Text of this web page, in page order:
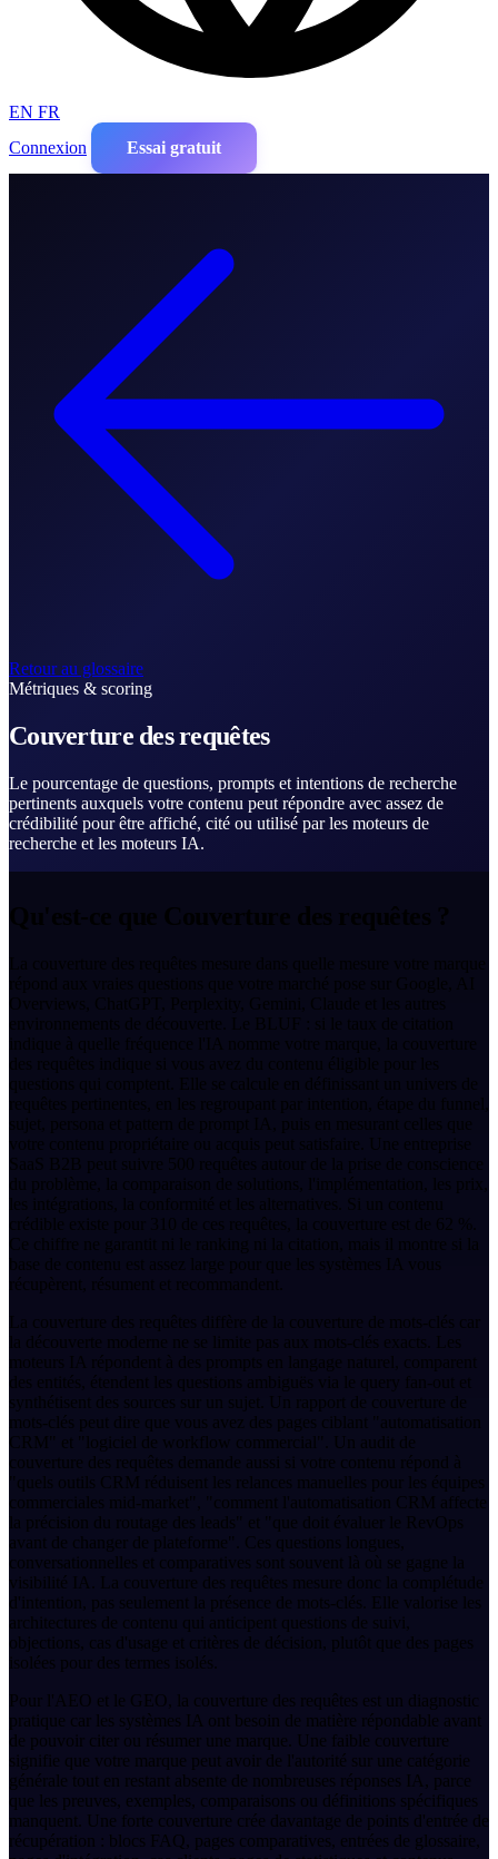
EN FR
Connexion
Essai gratuit
Retour au glossaire
Métriques & scoring
Couverture des requêtes
Le pourcentage de questions, prompts et intentions de recherche
pertinents auxquels votre contenu peut répondre avec assez de
crédibilité pour être affiché, cité ou utilisé par les moteurs de
recherche et les moteurs IA.
votre contenu propriétaire ou acquis peut satisfaire. Une entreprise
SaaS B2B peut suivre 500 requêtes autour de la prise de conscience
du problème, la comparaison de solutions, l'implémentation, les prix,
les intégrations, la conformité et les alternatives. Si un contenu
crédible existe pour 310 de ces requêtes, la couverture est de 62 %.
Ce chiffre ne garantit ni le ranking ni la citation, mais il montre si la
base de contenu est assez large pour que les systèmes IA vous
récupèrent, résument et recommandent.
La couverture des requêtes diffère de la couverture de mots-clés car
la découverte moderne ne se limite pas aux mots-clés exacts. Les
moteurs IA répondent à des prompts en langage naturel, comparent
des entités, étendent les questions ambiguës via le query fan-out et
synthétisent des sources sur un sujet. Un rapport de couverture de
mots-clés peut dire que vous avez des pages ciblant "automatisation
CRM" et "logiciel de workflow commercial". Un audit de
couverture des requêtes demande aussi si votre contenu répond à
"quels outils CRM réduisent les relances manuelles pour les équipes
commerciales mid-market", "comment l'automatisation CRM affecte
la précision du routage des leads" et "que doit évaluer le RevOps
avant de changer de plateforme". Ces questions longues,
conversationnelles et comparatives sont souvent là où se gagne la
visibilité IA. La couverture des requêtes mesure donc la complétude
d'intention, pas seulement la présence de mots-clés. Elle valorise les
architectures de contenu qui anticipent questions de suivi,
objections, cas d'usage et critères de décision, plutôt que des pages
isolées pour des termes isolés.
Pour l'AEO et le GEO, la couverture des requêtes est un diagnostic
pratique car les systèmes IA ont besoin de matière répondable avant
de pouvoir citer ou résumer une marque. Une faible couverture
signifie que votre marque peut avoir de l'autorité sur une catégorie
générale tout en restant absente de nombreuses réponses IA, parce
que les preuves, exemples, comparaisons ou définitions spécifiques
manquent. Une forte couverture crée davantage de points d'entrée de
récupération : blocs FAQ, pages comparatives, entrées de glossaire,